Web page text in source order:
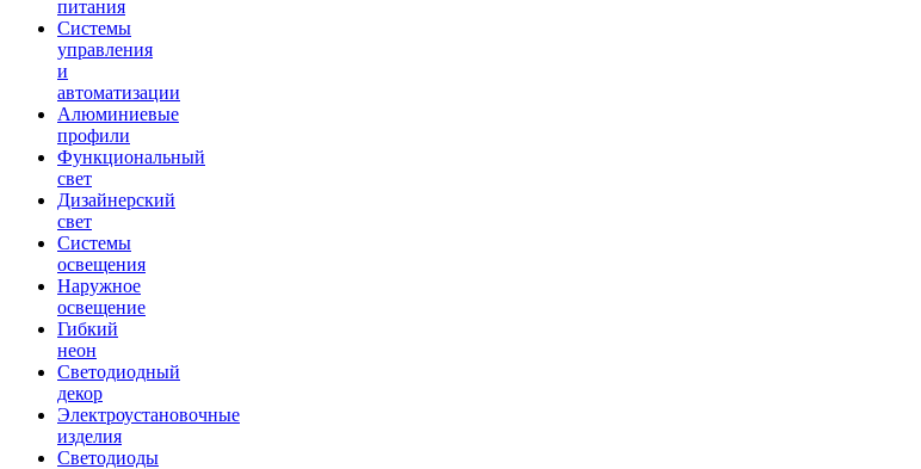
питания
Системы
управления
и
автоматизации
Алюминиевые
профили
Функциональный
свет
Дизайнерский
свет
Системы
освещения
Наружное
освещение
Гибкий
неон
Светодиодный
декор
Электроустановочные
изделия
Светодиоды